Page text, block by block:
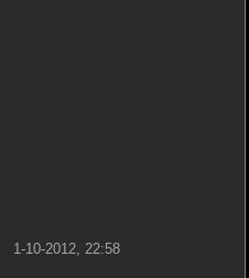
1-10-2012, 22:58